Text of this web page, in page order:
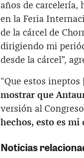
años de carcelería,
en la Feria
de la cárcel de
dirigiendo mi
desde la cárcel”,
“Que estos ineptos
mostrar que
versión al
hechos, esto es mi
Noticias